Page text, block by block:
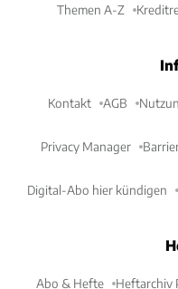
Themen A-Z
Kontakt AGB
Privacy Manager
Digital-Abo hier kündigen
Abo & Hefte Heftarchiv